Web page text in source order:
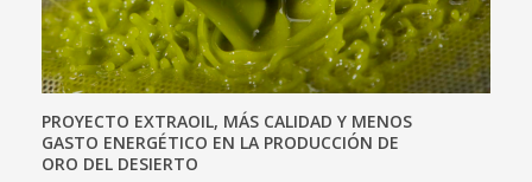
PROYECTO EXTRAOIL, MÁS CALIDAD Y MENOS
GASTO ENERGÉTICO EN LA PRODUCCIÓN DE
ORO DEL DESIERTO